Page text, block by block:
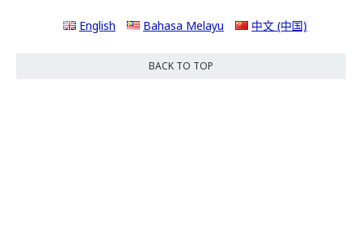
English Bahasa Melayu 中文 (中国)
BACK TO TOP